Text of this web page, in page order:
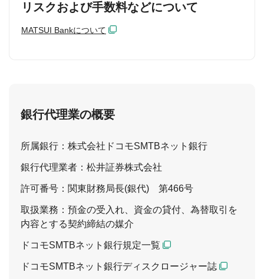
リスクおよび手数料などについて
MATSUI Bankについて
銀行代理業の概要
所属銀行：株式会社ドコモSMTBネット銀行
銀行代理業者：松井証券株式会社
許可番号：関東財務局長(銀代) 第466号
取扱業務：預金の受入れ、資金の貸付、為替取引を
内容とする契約締結の媒介
ドコモSMTBネット銀行規定一覧
ドコモSMTBネット銀行ディスクロージャー誌